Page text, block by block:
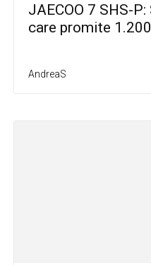
JAECOO 7 SHS-
care promite
AndreaS